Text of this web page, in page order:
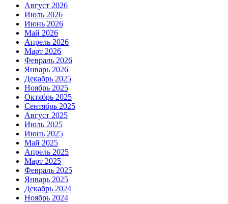
Август 2026
Июль 2026
Июнь 2026
Май 2026
Апрель 2026
Март 2026
Февраль 2026
Январь 2026
Декабрь 2025
Ноябрь 2025
Октябрь 2025
Сентябрь 2025
Август 2025
Июль 2025
Июнь 2025
Май 2025
Апрель 2025
Март 2025
Февраль 2025
Январь 2025
Декабрь 2024
Ноябрь 2024